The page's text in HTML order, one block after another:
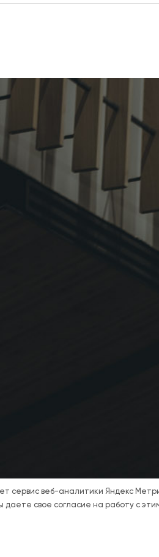
сервис веб-аналитики Яндекс
даете свое согласие на работу с